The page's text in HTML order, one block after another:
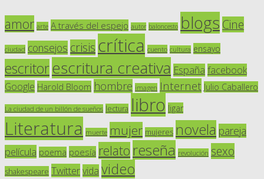
amor arte A través del espejo autor baloncesto blogs Cine
ciudad consejos crisis crítica cuento cultura ensayo
escritorescritura creativa España facebook
Google Harold Bloom hombre imagen Internet Julio Caballero
La ciudad de un billón de sueños lectura libro ligar
Literatura muerte mujer mujeres novela pareja
película poema poesía relato reseña revolución sexo
shakespeare Twittervida video